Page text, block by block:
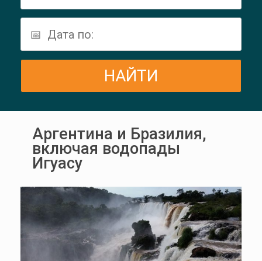
Аргентина и Бразилия,
включая водопады
Игуасу